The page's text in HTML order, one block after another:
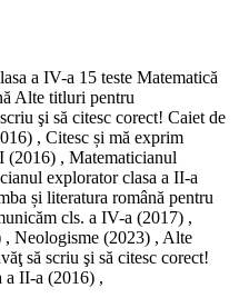
a IV-a 15 teste Matematică
Alte titluri pentru
şi să citesc corect! Caiet de
, Citesc și mă exprim
(2016) , Matematicianul
explorator clasa a II-a
și literatura română pentru
cls. a IV-a (2017) ,
Neologisme (2023) , Alte
să scriu şi să citesc corect!
a II-a (2016) ,